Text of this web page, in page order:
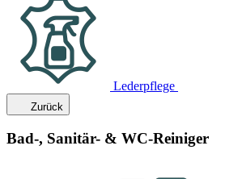
Lederpflege
Zurück
Bad-, Sanitär- & WC-Reiniger